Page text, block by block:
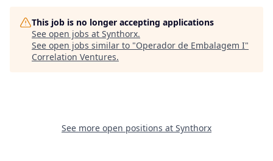
This job is no longer accepting applications
See open jobs at Synthorx.
See open jobs similar to "Operador de Embalagem I"
Correlation Ventures.
See more open positions at Synthorx